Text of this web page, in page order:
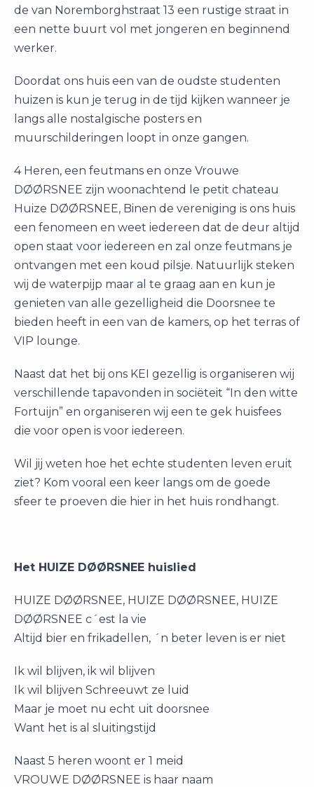
de van Noremborghstraat 13 een rustige straat in
een nette buurt vol met jongeren en beginnend
werker.
Doordat ons huis een van de oudste studenten
huizen is kun je terug in de tijd kijken wanneer je
langs alle nostalgische posters en
muurschilderingen loopt in onze gangen.
4 Heren, een feutmans en onze Vrouwe
DØØRSNEE zijn woonachtend le petit chateau
Huize DØØRSNEE, Binen de vereniging is ons huis
een fenomeen en weet iedereen dat de deur altijd
open staat voor iedereen en zal onze feutmans je
ontvangen met een koud pilsje. Natuurlijk steken
wij de waterpijp maar al te graag aan en kun je
genieten van alle gezelligheid die Doorsnee te
bieden heeft in een van de kamers, op het terras of
VIP lounge.
Naast dat het bij ons KEI gezellig is organiseren wij
verschillende tapavonden in sociëteit “In den witte
Fortuijn” en organiseren wij een te gek huisfees
die voor open is voor iedereen.
Wil jij weten hoe het echte studenten leven eruit
ziet? Kom vooral een keer langs om de goede
sfeer te proeven die hier in het huis rondhangt.
Het HUIZE DØØRSNEE huislied
HUIZE DØØRSNEE, HUIZE DØØRSNEE, HUIZE
DØØRSNEE c´est la vie
Altijd bier en frikadellen, ´n beter leven is er niet
Ik wil blijven, ik wil blijven
Ik wil blijven Schreeuwt ze luid
Maar je moet nu echt uit doorsnee
Want het is al sluitingstijd
Naast 5 heren woont er 1 meid
VROUWE DØØRSNEE is haar naam